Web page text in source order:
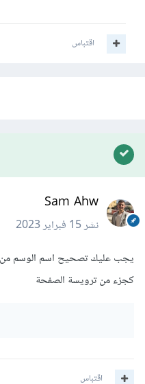
اقتباس
Sam Ahw
نشر15 فبراير 2023
كجزء من ترويسة الصفحة
اقتباس